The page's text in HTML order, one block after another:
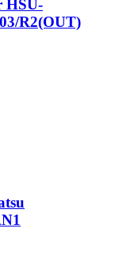
HSU-
R2(OUT)